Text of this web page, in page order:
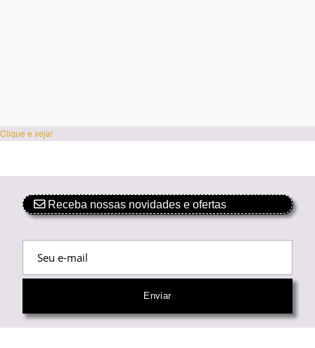
Clique e veja!
Receba nossas novidades e ofertas